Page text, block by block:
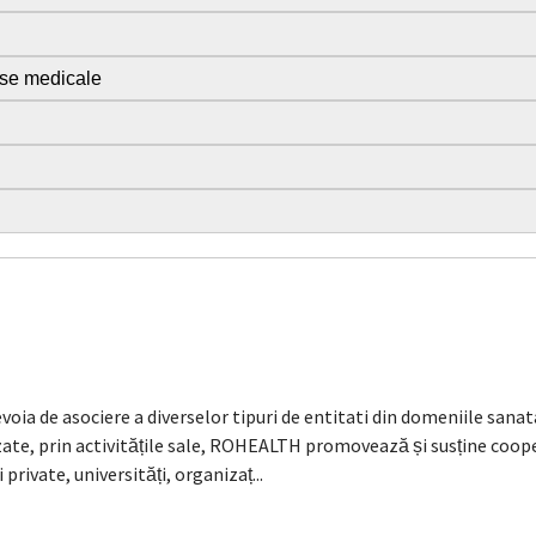
medicale
de asociere a diverselor tipuri de entitati din domeniile
prin activitățile sale, ROHEALTH promovează și susține
universități, organizaț...